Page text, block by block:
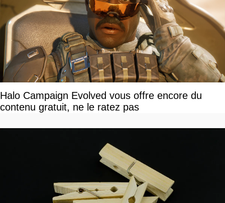
Halo Campaign Evolved vous offre encore du
contenu gratuit, ne le ratez pas